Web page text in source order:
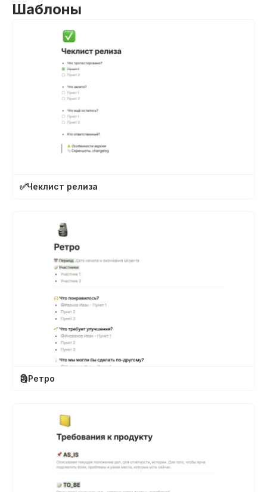
Шаблоны
✅Чеклист релиза
🗿Ретро